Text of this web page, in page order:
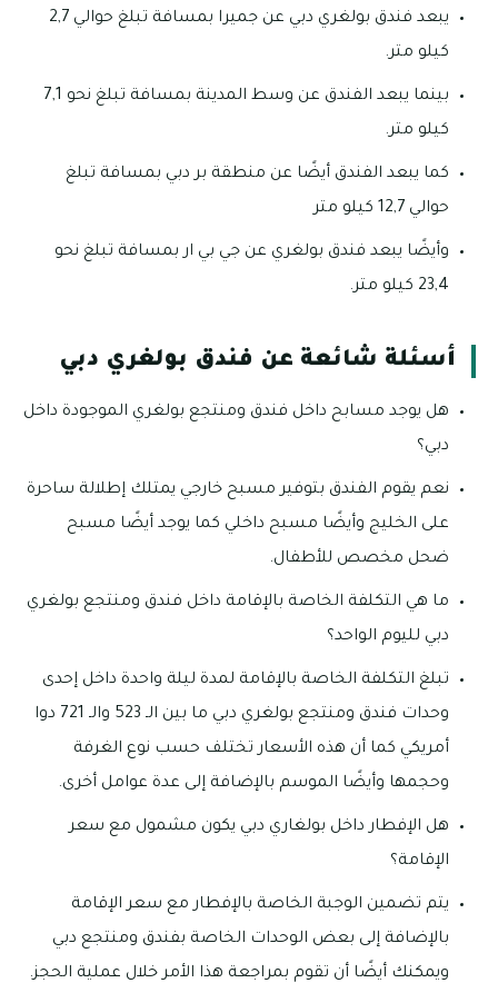
يبعد فندق بولغري دبي عن جميرا بمسافة تبلغ حوالي 2,7
كيلو متر.
بينما يبعد الفندق عن وسط المدينة بمسافة تبلغ نحو 7,1
كيلو متر.
كما يبعد الفندق أيضًا عن منطقة بر دبي بمسافة تبلغ
حوالي 12,7 كيلو متر
وأيضًا يبعد فندق بولغري عن جي بي ار بمسافة تبلغ نحو
23,4 كيلو متر.
أسئلة شائعة عن فندق بولغري دبي
هل يوجد مسابح داخل فندق ومنتجع بولغري الموجودة داخل
دبي؟
نعم يقوم الفندق بتوفير مسبح خارجي يمتلك إطلالة ساحرة
على الخليج وأيضًا مسبح داخلي كما يوجد أيضًا مسبح
ضحل مخصص للأطفال.
ما هي التكلفة الخاصة بالإقامة داخل فندق ومنتجع بولغري
دبي لليوم الواحد؟
تبلغ التكلفة الخاصة بالإقامة لمدة ليلة واحدة داخل إحدى
وحدات فندق ومنتجع بولغري دبي ما بين الـ 523 والـ 721 دوا
أمريكي كما أن هذه الأسعار تختلف حسب نوع الغرفة
وحجمها وأيضًا الموسم بالإضافة إلى عدة عوامل أخرى.
هل الإفطار داخل بولغاري دبي يكون مشمول مع سعر
الإقامة؟
يتم تضمين الوجبة الخاصة بالإفطار مع سعر الإقامة
بالإضافة إلى بعض الوحدات الخاصة بفندق ومنتجع دبي
ويمكنك أيضًا أن تقوم بمراجعة هذا الأمر خلال عملية الحجز.